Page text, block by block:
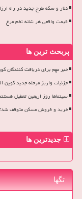
دلار و سکه طرح جدید در راه
قیمت واقعی هر شانه تخم مرغ
پربحث ترین ها
خبر مهم برای دریافت کنندگان
جزئیات واریز مرحله جدید کوپن
سینماها روز اربعین تعطیل
خرید و فروش مسکن متوقف
جدیدترین ها
تگها